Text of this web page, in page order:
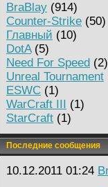
BraBlay (914)
Counter-Strike (50)
Главный (10)
DotA(5)
Need For Speed (2)
Unreal Tournament
ESWC (1)
WarCraft III (1)
StarCraft (1)
Последние сообщения
10.12.2011 01:24